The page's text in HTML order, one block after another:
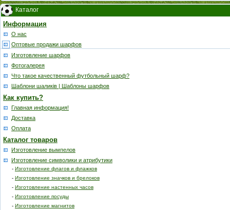
Каталог
Информация
О нас
Оптовые продажи шарфов
Изготовление шарфов
Фотогалерея
Что такое качественный футбольный шарф?
Шаблони шаликів | Шаблоны шарфов
Как купить?
Главная информация!
Доставка
Оплата
Каталог товаров
Изготовление вымпелов
Изготовление символики и атрибутики
- Изготовление флагов и флажков
- Изготовление значков и брелоков
- Изготовление настенных часов
- Изготовление посуды
- Изготовление магнитов